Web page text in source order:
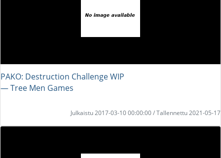
PAKO: Destruction Challenge WIP
― Tree Men Games
Julkaistu 2017-03-10 00:00:00 / Tallennettu 2021-05-17